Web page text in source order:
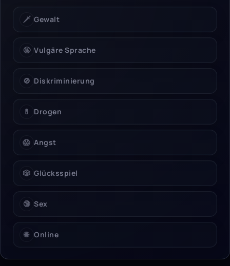
🗡️ Gewalt
🤬 Vulgäre Sprache
🚫 Diskriminierung
💊 Drogen
😱 Angst
🎲 Glücksspiel
🔞 Sex
🌐 Online